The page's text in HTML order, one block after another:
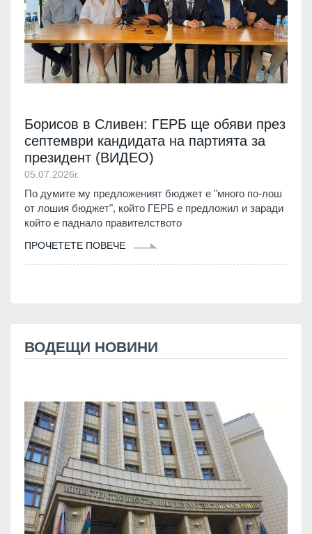
Борисов в Сливен: ГЕРБ ще обяви през
септември кандидата на партията за
президент (ВИДЕО)
05.07.2026г.
По думите му предложеният бюджет е "много по-лош
от лошия бюджет", който ГЕРБ е предложил и заради
който е паднало правителството
ПРОЧЕТЕТЕ ПОВЕЧЕ
ВОДЕЩИ НОВИНИ